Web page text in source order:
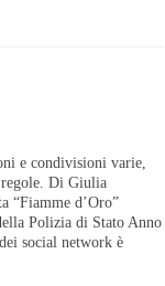
e condivisioni varie,
regole. Di Giulia
“Fiamme d’Oro”
Polizia di Stato Anno
social network è